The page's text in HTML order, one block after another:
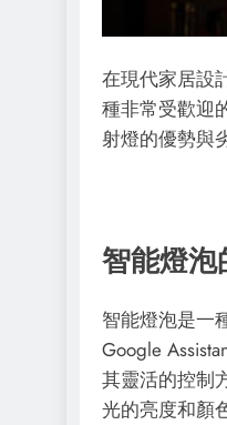
在現代家居設
種非常受歡迎
射燈的優勢與
智能燈泡
智能燈泡是一
Google
其靈活的控制
光的亮度和顏